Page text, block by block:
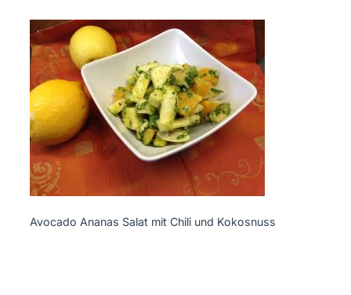
Avocado Ananas Salat mit Chili und Kokosnuss